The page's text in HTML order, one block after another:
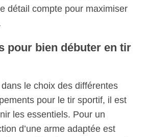
détail compte pour maximiser
pour bien débuter en tir
le choix des différentes
pour le tir sportif, il est
les essentiels. Pour un
d’une arme adaptée est